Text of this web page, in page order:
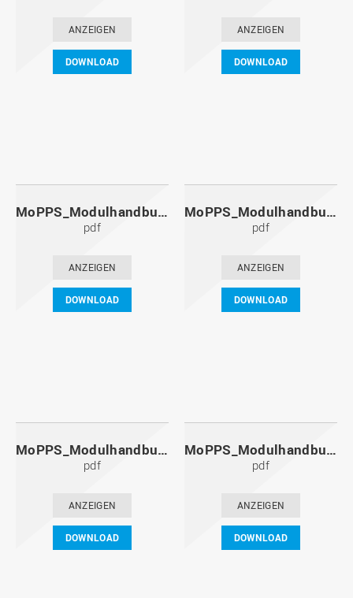
ANZEIGEN
DOWNLOAD
ANZEIGEN
DOWNLOAD
MoPPS_Modulhandbuch_20111201.pdf
pdf
ANZEIGEN
DOWNLOAD
MoPPS_Modulhandbuch_20110601.pdf
pdf
ANZEIGEN
DOWNLOAD
MoPPS_Modulhandbuch_20101201.pdf
pdf
ANZEIGEN
DOWNLOAD
MoPPS_Modulhandbuch_20100601.pdf
pdf
ANZEIGEN
DOWNLOAD